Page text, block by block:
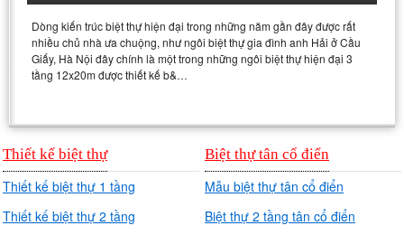
Dòng kiến trúc biệt thự hiện đại trong những năm gần đây được rất
nhiều chủ nhà ưa chuộng, như ngôi biệt thự gia đình anh Hải ở Cầu
Giấy, Hà Nội đây chính là một trong những ngôi biệt thự hiện đại 3
tầng 12x20m được thiết kế b&…
Thiết kế biệt thự
Thiết kế biệt thự 1 tầng
Thiết kế biệt thự 2 tầng
Biệt thự tân cổ điển
Mẫu biệt thự tân cổ điển
Biệt thự 2 tầng tân cổ điển